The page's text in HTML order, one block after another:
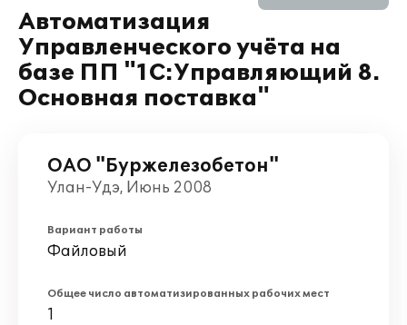
Автоматизация
Управленческого учёта на
базе ПП "1С:Управляющий 8.
Основная поставка"
ОАО "Буржелезобетон"
Улан-Удэ, Июнь 2008
Вариант работы
Файловый
Общее число автоматизированных рабочих мест
1